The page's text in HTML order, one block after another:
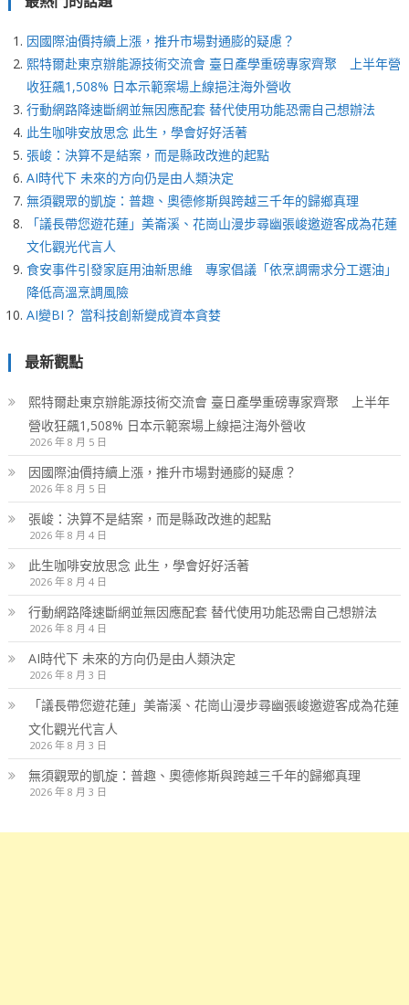
因國際油價持續上漲，推升市場對通膨的疑慮？
熙特爾赴東京辦能源技術交流會 臺日產學重磅專家齊聚 上半年營
收狂飆1,508% 日本示範案場上線挹注海外營收
行動網路降速斷網並無因應配套 替代使用功能恐需自己想辦法
此生咖啡安放思念 此生，學會好好活著
張峻：決算不是結案，而是縣政改進的起點
AI時代下 未來的方向仍是由人類決定
無須觀眾的凱旋：普趣、奧德修斯與跨越三千年的歸鄉真理
「議長帶您遊花蓮」美崙溪、花崗山漫步尋幽張峻邀遊客成為花蓮
文化觀光代言人
食安事件引發家庭用油新思維 專家倡議「依烹調需求分工選油」
降低高溫烹調風險
AI變BI？ 當科技創新變成資本貪婪
最新觀點
熙特爾赴東京辦能源技術交流會 臺日產學重磅專家齊聚 上半年
營收狂飆1,508% 日本示範案場上線挹注海外營收
2026 年 8 月 5 日
因國際油價持續上漲，推升市場對通膨的疑慮？
2026 年 8 月 5 日
張峻：決算不是結案，而是縣政改進的起點
2026 年 8 月 4 日
此生咖啡安放思念 此生，學會好好活著
2026 年 8 月 4 日
行動網路降速斷網並無因應配套 替代使用功能恐需自己想辦法
2026 年 8 月 4 日
AI時代下 未來的方向仍是由人類決定
2026 年 8 月 3 日
「議長帶您遊花蓮」美崙溪、花崗山漫步尋幽張峻邀遊客成為花蓮
文化觀光代言人
2026 年 8 月 3 日
無須觀眾的凱旋：普趣、奧德修斯與跨越三千年的歸鄉真理
2026 年 8 月 3 日